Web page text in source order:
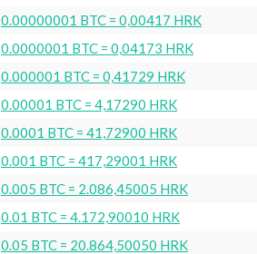
0.00000001 BTC = 0,00417 HRK
0.0000001 BTC = 0,04173 HRK
0.000001 BTC = 0,41729 HRK
0.00001 BTC = 4,17290 HRK
0.0001 BTC = 41,72900 HRK
0.001 BTC = 417,29001 HRK
0.005 BTC = 2.086,45005 HRK
0.01 BTC = 4.172,90010 HRK
0.05 BTC = 20.864,50050 HRK